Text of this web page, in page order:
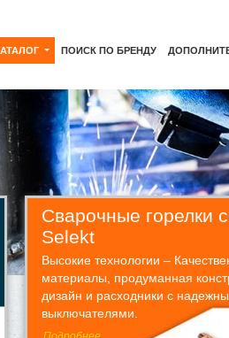
ПОИСК ПО БРЕНДУ
Сварочные горелки
Selekt
Высокие технологии –
материалы, продуманная
дизайн и расходники с
выключателями.